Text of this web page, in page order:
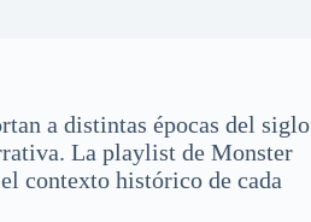
a distintas épocas del siglo
La playlist de Monster
contexto histórico de cada